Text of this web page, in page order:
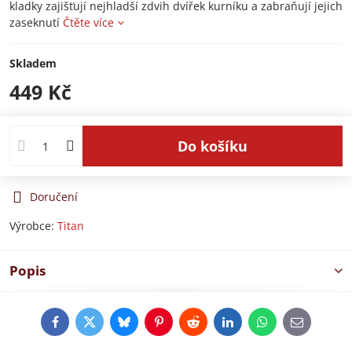
kladky zajišťují nejhladší zdvih dvířek kurníku a zabraňují jejich
zaseknutí Čtěte více
Skladem
449 Kč
Do košíku
Doručení
Výrobce: Titan
Popis
FacebookTwitterBlueskyPinterestRedditLinkedInWhatsApp
E-
mail